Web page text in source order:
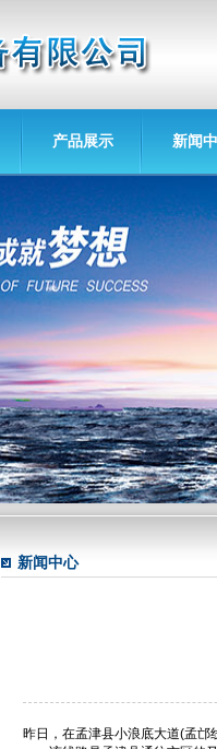
产品展示 新闻
新闻中心
昨日，在孟津县小浪底大道(孟